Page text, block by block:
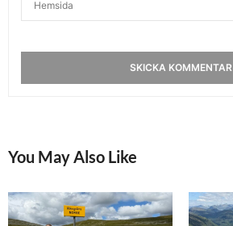
You May Also Like